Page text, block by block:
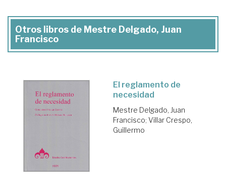
Otros libros de Mestre Delgado, Juan
Francisco
El reglamento de
necesidad
Mestre Delgado, Juan
Francisco; Villar Crespo,
Guillermo